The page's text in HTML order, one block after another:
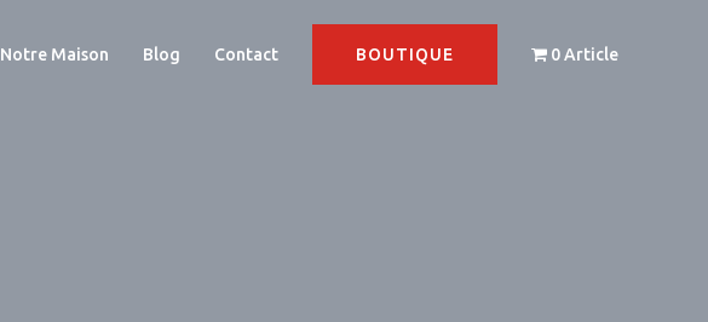
Notre Maison Blog Contact BOUTIQUE 0 Article